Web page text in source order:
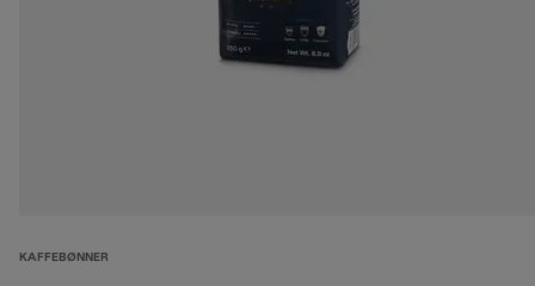
KAFFEBØNNER